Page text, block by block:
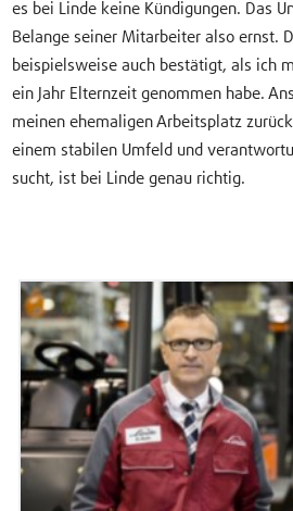
es bei Linde keine Kündigungen. Das
Belange seiner Mitarbeiter also ernst.
beispielsweise auch bestätigt, als ich
ein Jahr Elternzeit genommen habe.
meinen ehemaligen Arbeitsplatz
einem stabilen Umfeld und
sucht, ist bei Linde genau richtig.